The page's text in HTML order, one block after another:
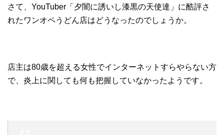
さて、YouTuber「夕闇に誘いし漆黒の天使達」に酷評さ
れたワンオペうどん店はどうなったのでしょうか。
店主は80歳を超える女性でインターネットすらやらない方
で、炎上に関しても何も把握していなかったようです。